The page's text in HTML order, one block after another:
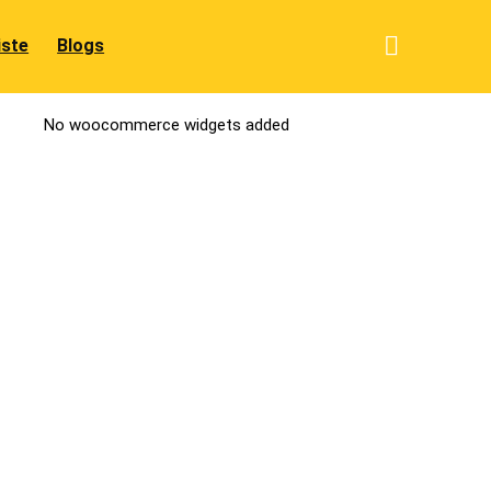
Blogs
No woocommerce widgets added